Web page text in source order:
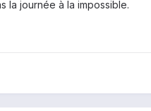
la journée à la impossible.